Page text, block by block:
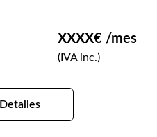
XXXX€ /mes
(IVA inc.)